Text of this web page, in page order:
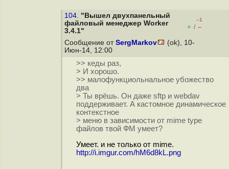
104. "Вышел двухпанельный
файловый менеджер Worker
3.4.1"
–1
+ / –
Сообщение от SergMarkov
(ok), 10-
Июн-14, 12:00
>> кеды раз,
> И хорошо.
>> малофункциольнальное убожество
два
> Ты врёшь. Он даже sftp и webdav
поддерживает. А кастомное динамическое
контекстное
> меню в зависимости от mime type
файлов твой ФМ умеет?
Умеет. и не только от mime.
http://i.imgur.com/hM6d8kL.png